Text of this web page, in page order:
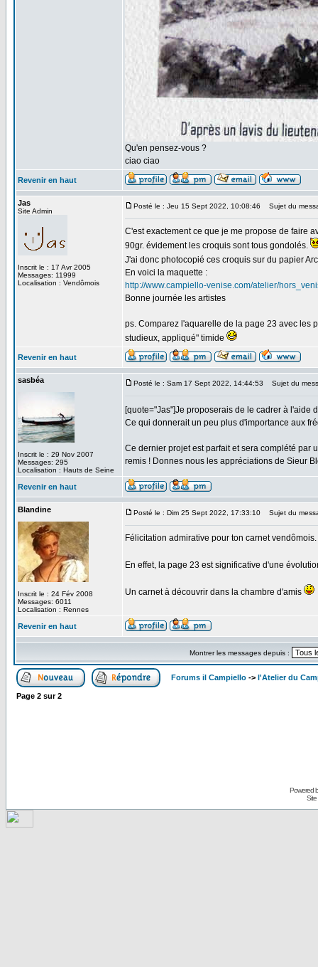
Qu'en pensez-vous ?
ciao ciao
Revenir en haut
Jas
Site Admin
Inscrit le : 17 Avr 2005
Messages: 11999
Localisation : Vendômois
Posté le : Jeu 15 Sept 2022, 10:08:46 Sujet du
C'est exactement ce que je me propose de faire
90gr. évidement les croquis sont tous gondolés.
J'ai donc photocopié ces croquis sur du papier
En voici la maquette :
http://www.campiello-venise.com/atelier/
Bonne journée les artistes
ps. Comparez l'aquarelle de la page 23 avec les
studieux, appliqué" timide
Revenir en haut
sasbéa
Inscrit le : 29 Nov 2007
Messages: 295
Localisation : Hauts de Seine
Posté le : Sam 17 Sept 2022, 14:44:53 Sujet du
[quote="Jas"]Je proposerais de le cadrer à
Ce qui donnerait un peu plus d'importance aux
Ce dernier projet est parfait et sera complété par
remis ! Donnes nous les appréciations de Sieur
Revenir en haut
Blandine
Inscrit le : 24 Fév 2008
Messages: 6011
Localisation : Rennes
Posté le : Dim 25 Sept 2022, 17:33:10 Sujet du
Félicitation admirative pour ton carnet vendômois.
En effet, la page 23 est significative d'une
Un carnet à découvrir dans la chambre d'amis
Revenir en haut
Montrer les messages depuis :
Forums il Campiello -> l'Atelier du
Page 2 sur2
Powered